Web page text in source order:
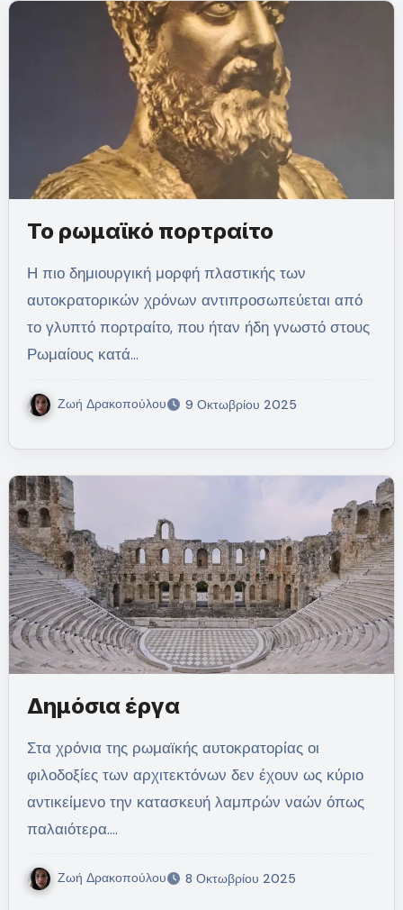
Το ρωμαϊκό πορτραίτο
Η πιο δημιουργική μορφή πλαστικής των
αυτοκρατορικών χρόνων αντιπροσωπεύεται από
το γλυπτό πορτραίτο, που ήταν ήδη γνωστό στους
Ρωμαίους κατά…
Ζωή Δρακοπούλου 9 Οκτωβρίου 2025
Δημόσια έργα
Στα χρόνια της ρωμαϊκής αυτοκρατορίας οι
φιλοδοξίες των αρχιτεκτόνων δεν έχουν ως κύριο
αντικείμενο την κατασκευή λαμπρών ναών όπως
παλαιότερα.…
Ζωή Δρακοπούλου 8 Οκτωβρίου 2025